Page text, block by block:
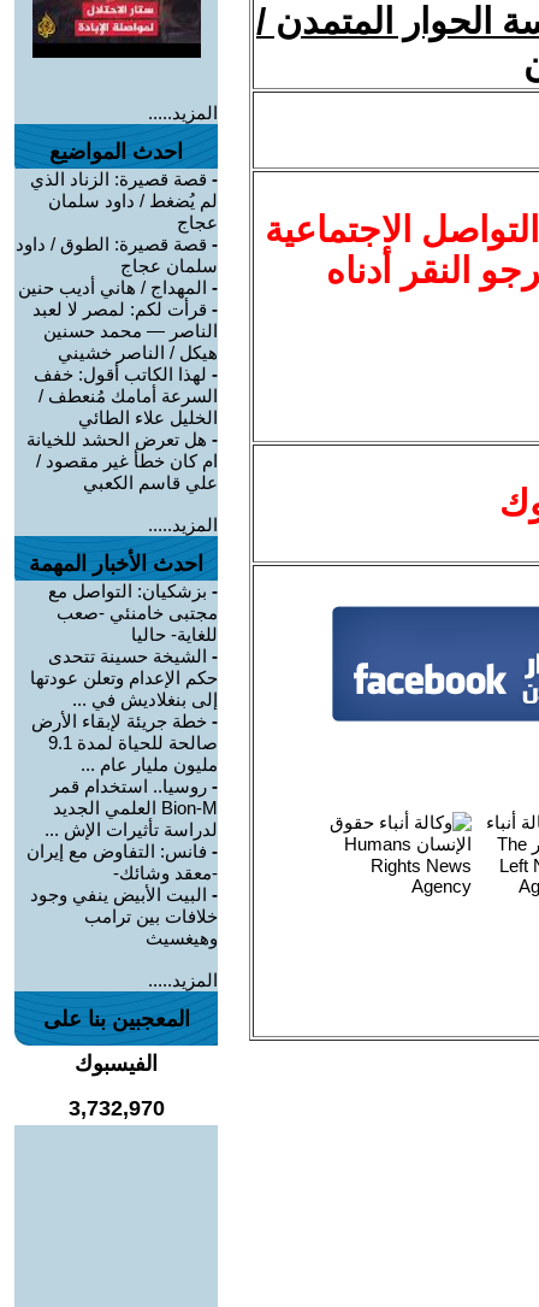
الحوار المتمدن /
الاجتماعية
النقر أدناه
المزيد.....
احدث المواضيع
- قصة قصيرة: الزناد الذي
لم يُضغط / داود سلمان
عجاج
- قصة قصيرة: الطوق / داود
سلمان عجاج
- المهداج / هاني أديب حنين
- قرأت لكم: لمصر لا لعبد
الناصر — محمد حسنين
هيكل / الناصر خشيني
- لهذا الكاتب أقول: خفف
السرعة أمامك مُنعطف /
الخليل علاء الطائي
- هل تعرض الحشد للخيانة
ام كان خطأ غير مقصود /
علي قاسم الكعبي
المزيد.....
احدث الأخبار المهمة
- بزشكيان: التواصل مع
مجتبى خامنئي -صعب
للغاية- حاليا
- الشيخة حسينة تتحدى
حكم الإعدام وتعلن عودتها
إلى بنغلاديش في ...
- خطة جريئة لإبقاء الأرض
صالحة للحياة لمدة 9.1
مليون مليار عام ...
- روسيا.. استخدام قمر
Bion-M العلمي الجديد
لدراسة تأثيرات الإش ...
- فانس: التفاوض مع إيران
-معقد وشائك-
- البيت الأبيض ينفي وجود
خلافات بين ترامب
وهيغسيث
المزيد.....
المعجبين بنا على
الفيسبوك
3,732,970